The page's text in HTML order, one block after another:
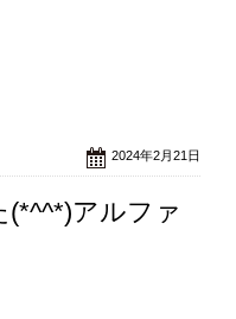
2024年2月21日
アルファ